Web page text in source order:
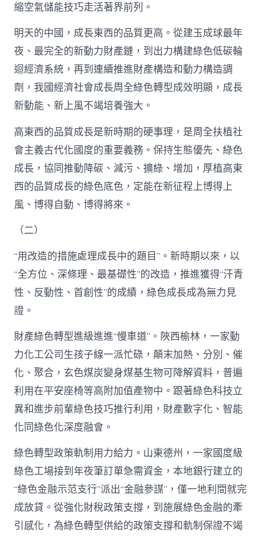
縮空氣儲能技巧走活著界前列。
明天的中國，成長東西的品質更高。從建玉成球最年
夜、最完全的新動力財產鏈，到出力構建綠色低碳輪
迴經濟系統，再到連續推進財產構造和動力構造調
劑，我國經濟社會成長周全綠色轉型成效明顯，成長
新動能、新上風不竭培養強大。
高東西的品質成長是新時期的硬事理，是周全扶植社
會主義古代化國度的重要義務。保持生態優先、綠色
成長，協同推動降碳、減污、擴綠、增加，厚植高東
西的品質成長的綠色底色，定能在新征程上博得上
風、博得自動、博得將來。
（二）
“用改造的措施處理成長中的題目”。新時期以來，以
“全方位、深條理、最基礎性”的改造，推進獲得“汗青
性、反動性、首創性”的成績，綠色成長成為無力見
證。
財產綠色轉型進級進進“慢車道”。陜西榆林，一家動
力化工公司生孩子線一派忙碌，顛末加熱、分別、催
化、聚合，玄色煤炭變身煤基生物可降解資料，普遍
利用在平安座椅等高附加值產物中。跟著綠色科技立
異和進步前輩綠色技巧推行利用，財產數字化、智能
化同綠色化深度融會。
綠色轉型政策軌制用力給力。山東德州，一家國度級
綠色工場接到年夜筆訂單急需資金，本地銀行建立的
“綠色金融示范支行”派出“金融參謀”，僅一地利間就完
成放貸。從強化財稅政策支撐，到施展綠色金融的牽
引感化，為綠色轉型供給的政策支撐和軌制保證不竭